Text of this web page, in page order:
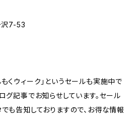
沢7-53
くウィーク」というセールも実施中で
グ記事でお知らせしています。セール
も告知しておりますので、お得な情報